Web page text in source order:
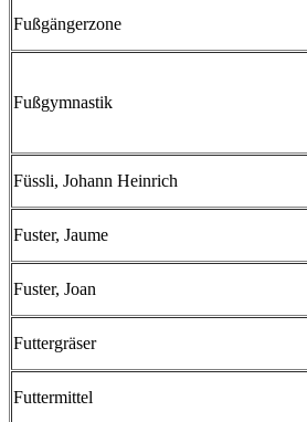
Fußgängerzone
Fußgymnastik
Füssli, Johann Heinrich
Fuster, Jaume
Fuster, Joan
Futtergräser
Futtermittel